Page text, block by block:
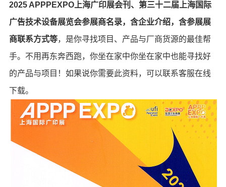
2025 APPPEXPO上海广印展会刊、第三十二届上海国际
广告技术设备展览会参展商名录，含企业介绍，含参展展
商联系方式等，是你寻找项目、产品与厂商货源的最佳帮
手。不用再东奔西跑，你坐在家中你坐在家中也能寻找好
的产品与项目！如果说你需要此资料，可以联系客服在线
下载。